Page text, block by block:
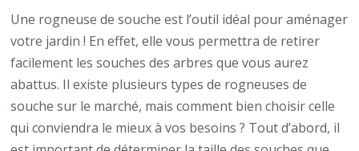
Une rogneuse de souche est l’outil idéal pour aménager
votre jardin ! En effet, elle vous permettra de retirer
facilement les souches des arbres que vous aurez
abattus. Il existe plusieurs types de rogneuses de
souche sur le marché, mais comment bien choisir celle
qui conviendra le mieux à vos besoins ? Tout d’abord, il